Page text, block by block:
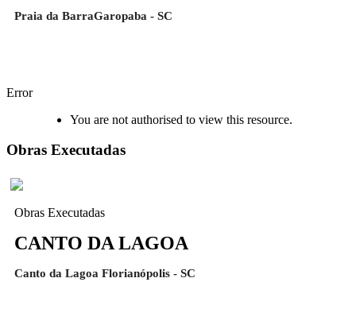
Praia da BarraGaropaba - SC
Error
You are not authorised to view this resource.
Obras Executadas
Obras Executadas
CANTO DA LAGOA
Canto da Lagoa Florianópolis - SC